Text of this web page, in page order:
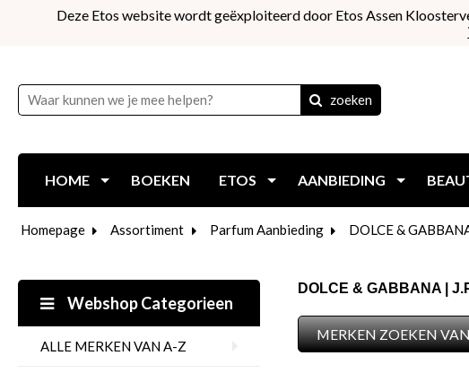
Deze Etos website wordt geëxploiteerd door Etos Assen
zoeken
HOME BOEKEN ETOS AANBIEDING
Homepage Assortiment Parfum Aanbieding DOLCE &
Webshop Categorieen
ALLE MERKEN VAN A-Z
DOLCE & GABBANA |
MERKEN ZOEKEN